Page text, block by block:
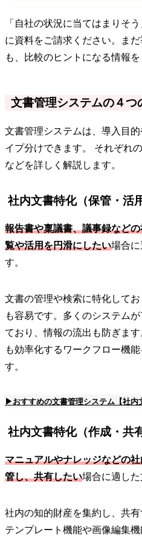
「自社の状況に当てはまりそ
に資料をご請求ください。ま
も、比較のヒントになる情報を
文書管理システムの４つ
文書管理システムは、導入目
イプ分けできます。 それぞれ
などを詳しく解説します。
社内文書特化（保管・活
報告書や稟議書、議事録など
覧や活用を円滑にしたい場合
す。
文書の管理や検索に特化して
も容易です。多くのシステム
ており、情報の流出も防ぎま
も効率化するワークフロー機
す。
▶おすすめの文書管理システム【社内
社内文書特化（作成・共
マニュアルやナレッジなどの
管し、共有したい場合に適した
社内の知的財産を集約し、共
テンプレート機能や画像編集